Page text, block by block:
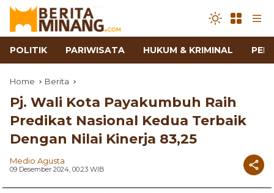
POLITIK PARIWISATA HUKUM & KRIMINAL
Home Berita
Pj. Wali Kota Payakumbuh Raih
Predikat Nasional Kedua Terbaik
Dengan Nilai Kinerja 83,25
Medio Agusta
09 Desember 2024, 00:23 WIB